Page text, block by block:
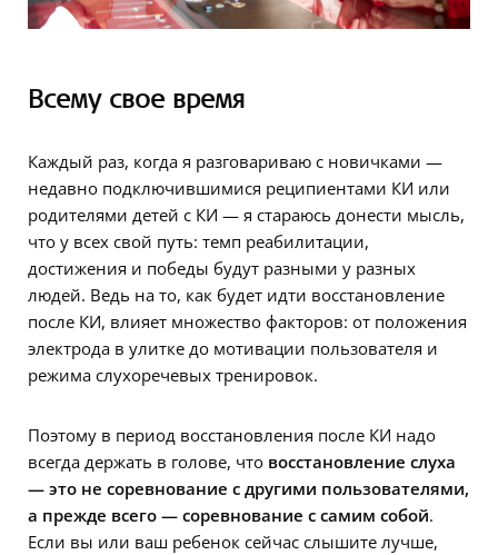
Всему свое время
Каждый раз, когда я разговариваю с новичками —
недавно подключившимися реципиентами КИ или
родителями детей с КИ — я стараюсь донести мысль,
что у всех свой путь: темп реабилитации,
достижения и победы будут разными у разных
людей. Ведь на то, как будет идти восстановление
после КИ, влияет множество факторов: от положения
электрода в улитке до мотивации пользователя и
режима слухоречевых тренировок.
Поэтому в период восстановления после КИ надо
всегда держать в голове, что восстановление слуха
— это не соревнование с другими пользователями,
а прежде всего — соревнование с самим собой.
Если вы или ваш ребенок сейчас слышите лучше,